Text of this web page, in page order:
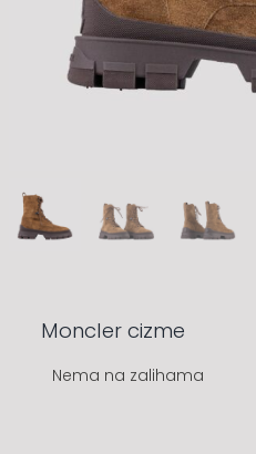
Moncler cizme
Nema na zalihama